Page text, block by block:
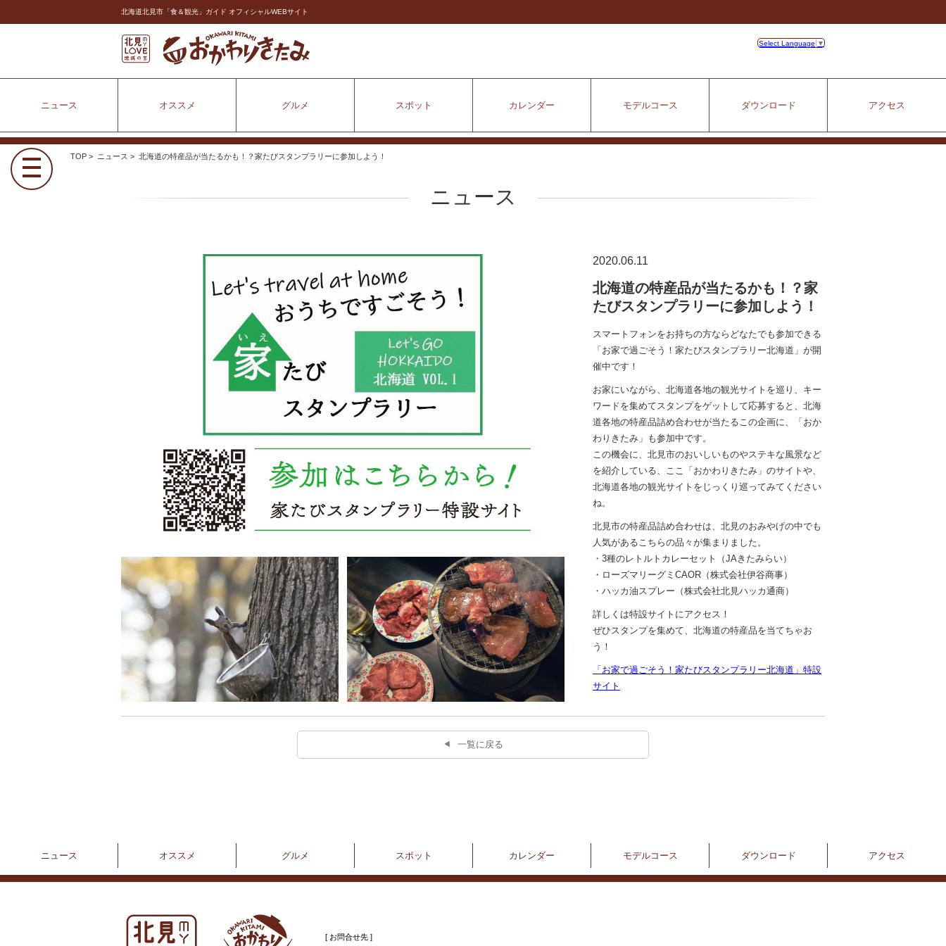
北海道北見市「食＆観光」ガイド オフィシャルWEBサイト
Select Language ▼
ニュース オススメ グルメ スポット カレンダー モデルコース ダウンロード アクセス
TOP > ニュース > 北海道の特産品が当たるかも！？家たびスタンプラリーに参加しよう！
ニュース
2020.06.11
北海道の特産品が当たるかも！？家
たびスタンプラリーに参加しよう！
スマートフォンをお持ちの方ならどなたでも参加できる
「お家で過ごそう！家たびスタンプラリー北海道」が開
催中です！
お家にいながら、北海道各地の観光サイトを巡り、キー
ワードを集めてスタンプをゲットして応募すると、北海
道各地の特産品詰め合わせが当たるこの企画に、「おか
わりきたみ」も参加中です。
この機会に、北見市のおいしいものやステキな風景など
を紹介している、ここ「おかわりきたみ」のサイトや、
北海道各地の観光サイトをじっくり巡ってみてください
ね。
北見市の特産品詰め合わせは、北見のおみやげの中でも
人気があるこちらの品々が集まりました。
・3種のレトルトカレーセット（JAきたみらい）
・ローズマリーグミCAOR（株式会社伊谷商事）
・ハッカ油スプレー（株式会社北見ハッカ通商）
詳しくは特設サイトにアクセス！
ぜひスタンプを集めて、北海道の特産品を当てちゃお
う！
「お家で過ごそう！家たびスタンプラリー北海道」特設
サイト
一覧に戻る
ニュース オススメ グルメ スポット カレンダー モデルコース ダウンロード アクセス
[ お問合せ先 ]